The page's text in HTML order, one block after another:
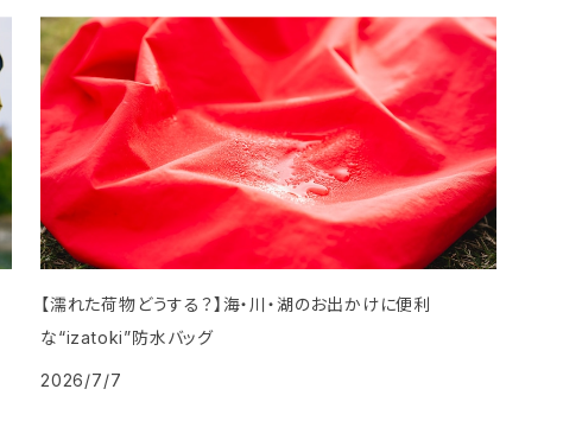
【濡れた荷物どうする？】海・川・湖のお出かけに便利
な“izatoki”防水バッグ
2026/7/7